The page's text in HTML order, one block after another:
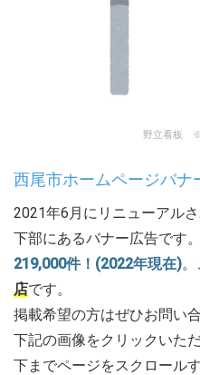
野立看板 ※
西尾市ホームページバナ
2021年6月にリニューアル
下部にあるバナー広告です。
219,000件！(2022年現在)。
店です。
掲載希望の方はぜひお問い
下記の画像をクリックいた
下までページをスクロール